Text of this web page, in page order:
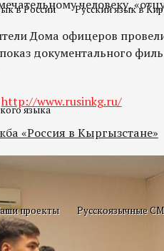
в России Русский язык в
языка
проекты Русскоязычные
человеку,
Дома офицеров
показ документального
http://www.rusinkg.ru/
«Россия в Кыргызстане»